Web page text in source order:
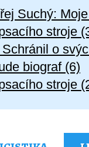
Suchý:
stroje
o
biograf (6)
stroje